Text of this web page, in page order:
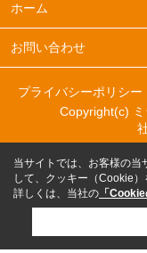
ホーム
お問い合わせ
プライバシーポリシー
Copyright(c)
当サイトでは、お客様の当
して、クッキー（Cookie）
詳しくは、当社の 「